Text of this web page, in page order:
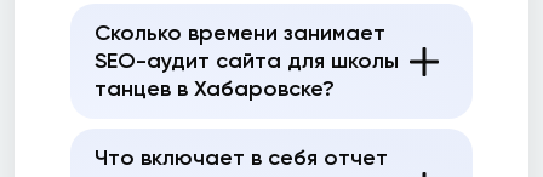
Сколько времени занимает
SEO-аудит сайта для школы
танцев в Хабаровске?
Что включает в себя отчет